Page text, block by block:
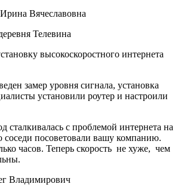
Вячеславовна
высокоскоростного интернета
замер уровня сигнала, установка
установили роутер и настроили
сталкивалась с проблемой интернета на
соседи посоветовали вашу компанию.
часов. Теперь скорость не хуже, чем
Владимирович